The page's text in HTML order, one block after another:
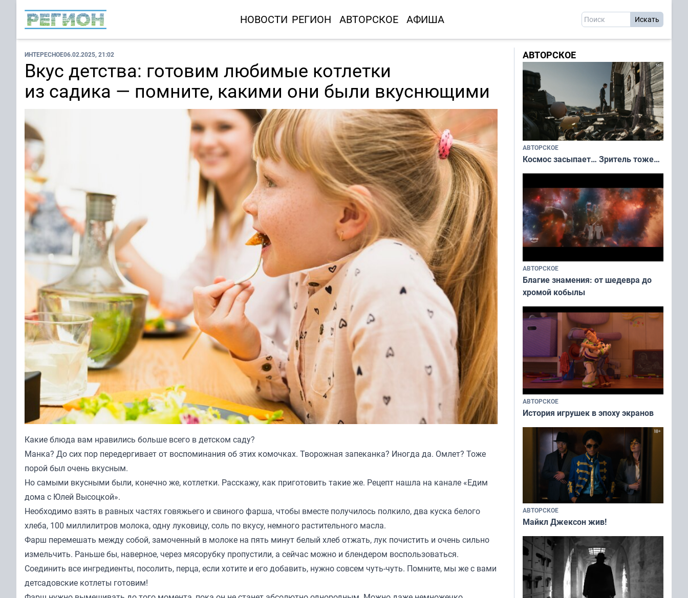
НОВОСТИ РЕГИОН АВТОРСКОЕ АФИША
ИНТЕРЕСНОЕ06.02.2025, 21:02
Вкус детства: готовим любимые котлетки
из садика — помните, какими они были вкуснющими
Какие блюда вам нравились больше всего в детском саду?
Манка? До сих пор передергивает от воспоминания об этих комочках. Творожная запеканка? Иногда да. Омлет? Тоже
порой был очень вкусным.
Но самыми вкусными были, конечно же, котлетки. Расскажу, как приготовить такие же. Рецепт нашла на канале «Едим
дома с Юлей Высоцкой».
Необходимо взять в равных частях говяжьего и свиного фарша, чтобы вместе получилось полкило, два куска белого
хлеба, 100 миллилитров молока, одну луковицу, соль по вкусу, немного растительного масла.
Фарш перемешать между собой, замоченный в молоке на пять минут белый хлеб отжать, лук почистить и очень сильно
измельчить. Раньше бы, наверное, через мясорубку пропустили, а сейчас можно и блендером воспользоваться.
Соединить все ингредиенты, посолить, перца, если хотите и его добавить, нужно совсем чуть-чуть. Помните, мы же с вами
детсадовские котлеты готовим!
АВТОРСКОЕ
АВТОРСКОЕ
Космос засыпает… Зритель тоже…
АВТОРСКОЕ
Благие знамения: от шедевра до
хромой кобылы
АВТОРСКОЕ
История игрушек в эпоху экранов
АВТОРСКОЕ
Майкл Джексон жив!